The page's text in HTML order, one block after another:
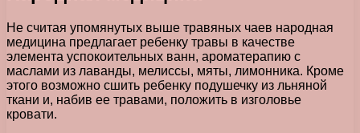
Не считая упомянутых выше травяных чаев народная
медицина предлагает ребенку травы в качестве
элемента успокоительных ванн, ароматерапию с
маслами из лаванды, мелиссы, мяты, лимонника. Кроме
этого возможно сшить ребенку подушечку из льняной
ткани и, набив ее травами, положить в изголовье
кровати.